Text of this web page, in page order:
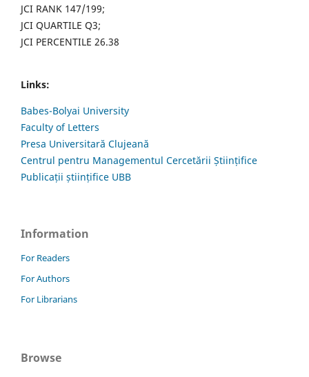
JCI RANK 147/199;
JCI QUARTILE Q3;
JCI PERCENTILE 26.38
Links:
Babes-Bolyai University
Faculty of Letters
Presa Universitară Clujeană
Centrul pentru Managementul Cercetării Științifice
Publicații științifice UBB
Information
For Readers
For Authors
For Librarians
Browse